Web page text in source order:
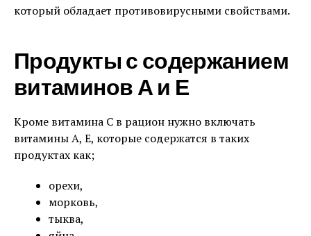
который обладает противовирусными свойствами.
Продукты с содержанием
витаминов А и Е
Кроме витамина C в рацион нужно включать
витамины А, Е, которые содержатся в таких
продуктах как;
орехи,
морковь,
тыква,